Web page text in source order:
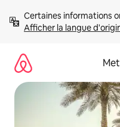
directement
Afficher la langue